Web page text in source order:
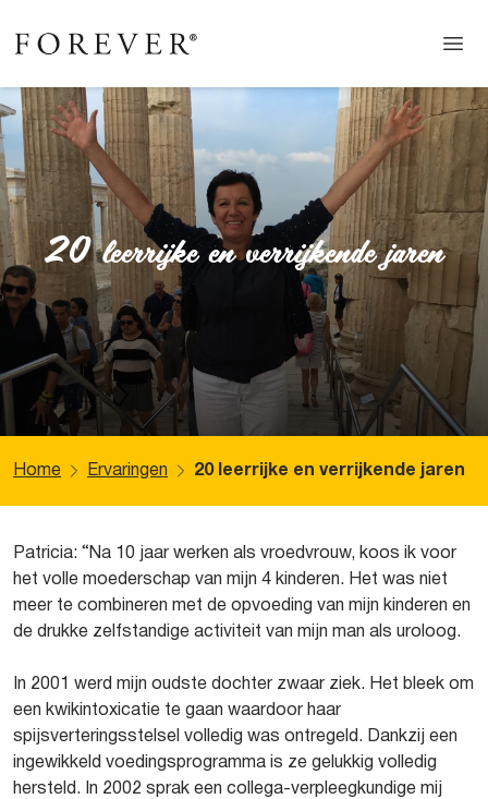
20 leerrijke en verrijkende jaren
Home Ervaringen 20 leerrijke en verrijkende jaren
Patricia: “Na 10 jaar werken als vroedvrouw, koos ik voor
het volle moederschap van mijn 4 kinderen. Het was niet
meer te combineren met de opvoeding van mijn kinderen en
de drukke zelfstandige activiteit van mijn man als uroloog.
In 2001 werd mijn oudste dochter zwaar ziek. Het bleek om
een kwikintoxicatie te gaan waardoor haar
spijsverteringsstelsel volledig was ontregeld. Dankzij een
ingewikkeld voedingsprogramma is ze gelukkig volledig
hersteld. In 2002 sprak een collega-verpleegkundige mij